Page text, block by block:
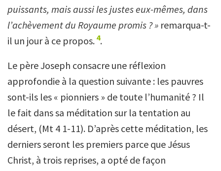
puissants, mais aussi les justes eux-mêmes, dans
l’achèvement du Royaume promis ? » remarqua-t-
il un jour à ce propos. 4.
Le père Joseph consacre une réflexion
approfondie à la question suivante : les pauvres
sont-ils les « pionniers » de toute l’humanité ? Il
le fait dans sa méditation sur la tentation au
désert, (Mt 4 1-11). D’après cette méditation, les
derniers seront les premiers parce que Jésus
Christ, à trois reprises, a opté de façon